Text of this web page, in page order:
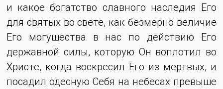
и какое богатство славного наследия Его
для святых во свете, как безмерно величие
Его могущества в нас по действию Его
державной силы, которую Он воплотил во
Христе, когда воскресил Его из мертвых, и
посадил одесную Себя на небесах превыше